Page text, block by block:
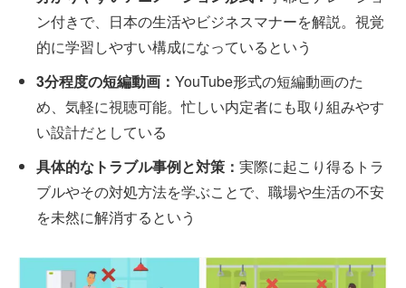
ン付きで、日本の生活やビジネスマナーを解説。視覚
的に学習しやすい構成になっているという
3分程度の短編動画： YouTube形式の短編動画のた
め、気軽に視聴可能。忙しい内定者にも取り組みやす
い設計だとしている
具体的なトラブル事例と対策： 実際に起こり得るトラ
ブルやその対処方法を学ぶことで、職場や生活の不安
を未然に解消するという